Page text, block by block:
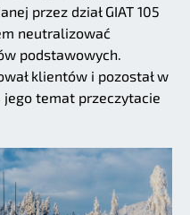
przez dział GIAT 105
neutralizować
podstawowych.
klientów i pozostał w
temat przeczytacie